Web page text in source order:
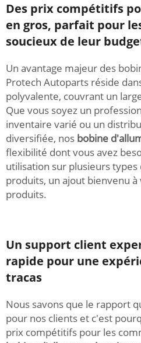
Des prix compétitifs
en gros, parfait pour
soucieux de leur
Un avantage majeur des
Protech Autoparts réside
polyvalente, couvrant un
Que vous soyez un
inventaire varié ou un
diversifiée, nos bobine
flexibilité dont vous avez
utilisation sur plusieurs types
produits, un ajout bienvenu
produits.
Un support client
rapide pour une
tracas
Nous savons que le rapport
pour nos clients et c'est
prix compétitifs pour les